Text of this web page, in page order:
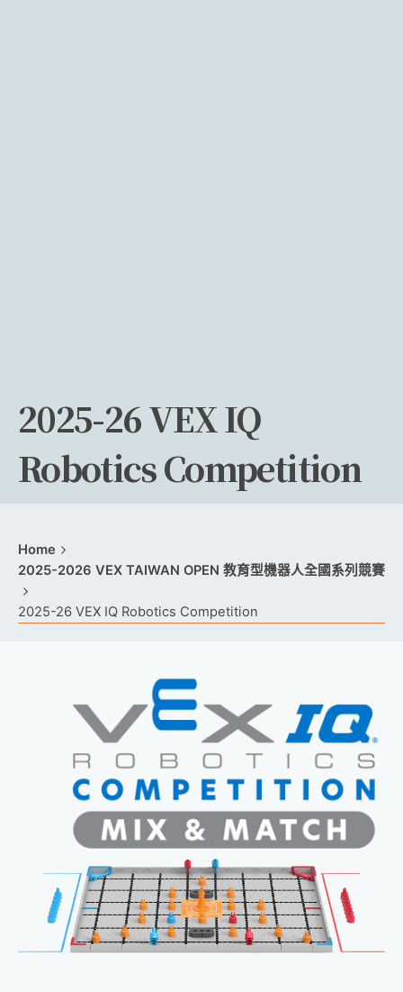
2025-26 VEX IQ
Robotics Competition
Home
2025-2026 VEX TAIWAN OPEN 教育型機器人全國系列競賽
2025-26 VEX IQ Robotics Competition